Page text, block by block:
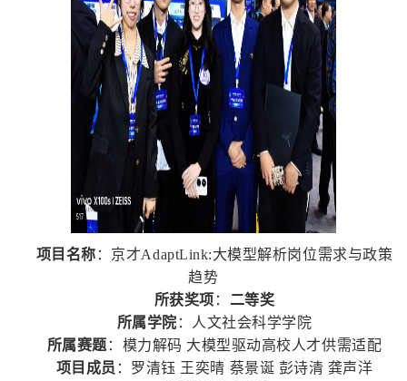
项目名称 ：京才AdaptLink:大模型解析岗位需求与政策
趋势
所获奖项 ： 二等奖
所属学院 ：人文社会科学学院
所属赛题 ：模力解码 大模型驱动高校人才供需适配
项目成员 ：罗清钰 王奕晴 蔡景诞 彭诗清 龚声洋